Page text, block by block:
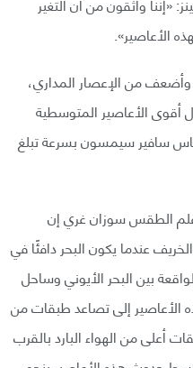
الأعاصير».
من الإعصار المداري،
أقوى الأعاصير المتوسطية
سافير سيمسون بسرعة تبلغ
الطقس سوزان غري إن
عندما يكون البحر دافئًا في
بين البحر الأيوني وساحل
إلى تصاعد طبقات من
أعلى من الهواء البارد بالقرب